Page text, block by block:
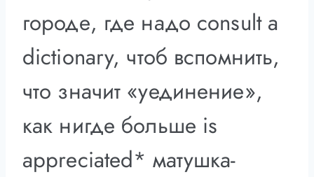
городе, где надо consult a
dictionary, чтоб вспомнить,
что значит «уединение»,
как нигде больше is
appreciated* матушка-